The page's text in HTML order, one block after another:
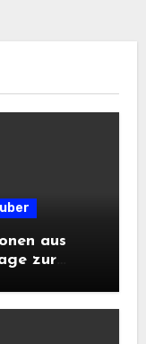
aus
zur